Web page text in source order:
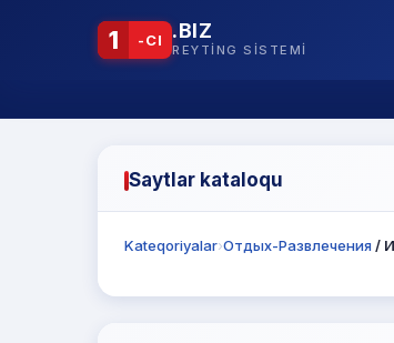
1 -CI .BIZ
REYTING SISTEMI
Saytlar kataloqu
Kateqoriyalar›Отдых-Развлечения /